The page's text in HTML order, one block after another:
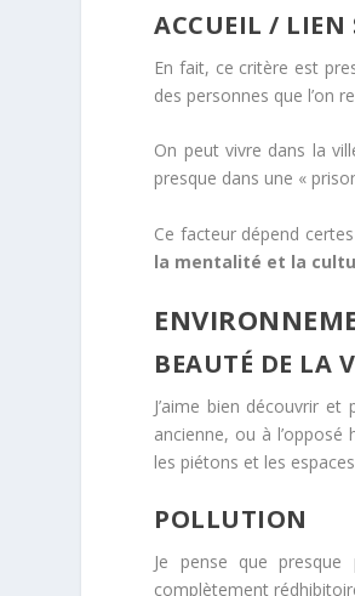
ACCUEIL / LIEN
En fait, ce critère est
des personnes que l’on
On peut vivre dans la
presque dans une «
Ce facteur dépend
la mentalité et la
BEAUTÉ DE LA
J’aime bien découvrir et
ancienne, ou à
les piétons et les
POLLUTION
Je pense que
complètement